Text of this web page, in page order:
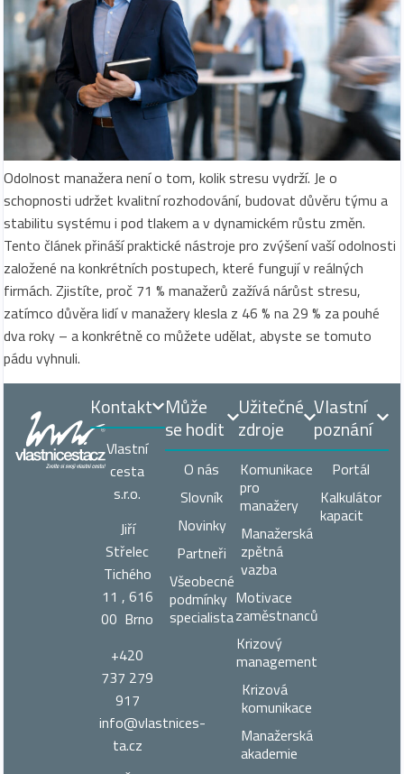
Odolnost manažera není o tom, kolik stresu vydrží. Je o
schopnosti udržet kvalitní rozhodování, budovat důvěru týmu a
stabilitu systému i pod tlakem a v dynamickém růstu změn.
Tento článek přináší praktické nástroje pro zvýšení vaší odolnosti
založené na konkrétních postupech, které fungují v reálných
firmách. Zjistíte, proč 71 % manažerů zažívá nárůst stresu,
zatímco důvěra lidí v manažery klesla z 46 % na 29 % za pouhé
dva roky – a konkrétně co můžete udělat, abyste se tomuto
pádu vyhnuli.
Může
se hodit
O nás
Slovník
Novinky
Partneři
Všeobecné
podmínky
specialista
Užitečné
zdroje
Komunikace
pro
manažery
Manažerská
zpětná
vazba
Motivace
zaměstnanců
Krizový
management
Krizová
komunikace
Manažerská
akademie
Vlastní
poznání
Portál
Kalkulátor
kapacit
Kontakt
Vlastní
cesta
s.r.o.
Jiří
Střelec
Tichého
11 , 616
00 Brno
+420
737 279
917
info@vlastnices­
ta.cz